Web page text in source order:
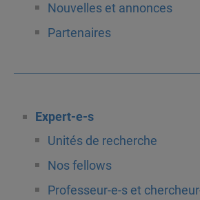
Nouvelles et annonces
Partenaires
Expert-e-s
Unités de recherche
Nos fellows
Professeur-e-s et